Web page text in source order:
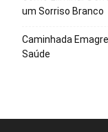
um Sorriso Branco
Caminhada
Saúde